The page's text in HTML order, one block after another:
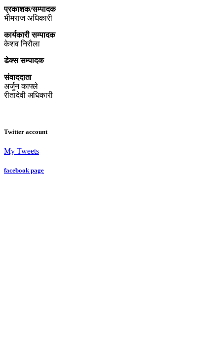
प्रकाशक/सम्पादक
भीमराज अधिकारी
कार्यकारी सम्पादक
केशव निरौला
डेक्स सम्पादक
संवाददाता
अर्जुन काफ्ले
रीतादेवी अधिकारी
Twitter account
My Tweets
facebook page